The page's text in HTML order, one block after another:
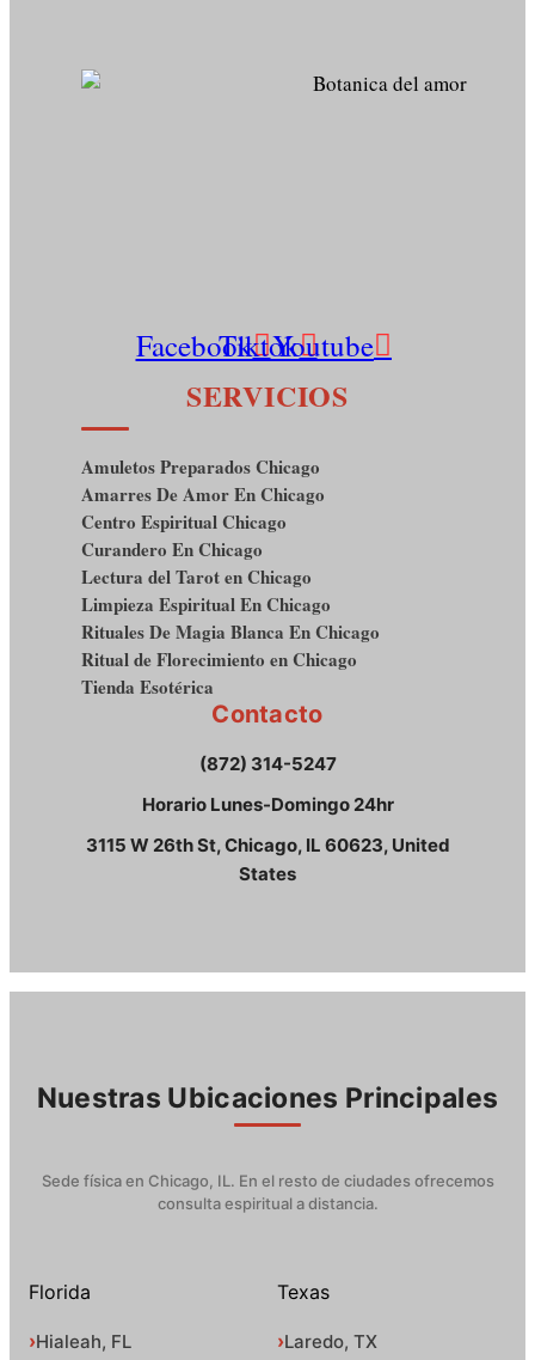
FacebookTiktokYoutube
SERVICIOS
Amuletos Preparados Chicago
Amarres De Amor En Chicago
Centro Espiritual Chicago
Curandero En Chicago
Lectura del Tarot en Chicago
Limpieza Espiritual En Chicago
Rituales De Magia Blanca En Chicago
Ritual de Florecimiento en Chicago
Tienda Esotérica
Contacto
(872) 314-5247
Horario Lunes-Domingo 24hr
3115 W 26th St, Chicago, IL 60623, United
States
Nuestras Ubicaciones Principales
Sede física en Chicago, IL. En el resto de ciudades ofrecemos
consulta espiritual a distancia.
Florida
Hialeah, FL
Texas
Laredo, TX